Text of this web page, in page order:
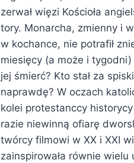
zerwał więzi Kościoła
tory. Monarcha, zmienny i
w kochance, nie potrafił
miesięcy (a może i
jej śmierć? Kto stał za
naprawdę? W oczach
kolei protestanccy
razie niewinną ofiarę
twórcy filmowi w XX i XXI
zainspirowała równie